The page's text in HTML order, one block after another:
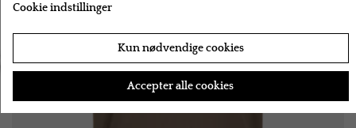
‹ ›
Cookie indstillinger
Kun nødvendige cookies
Accepter alle cookies